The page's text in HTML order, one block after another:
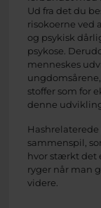
Ud fra det du
risokoerne ved
og psykisk
psykose.
menneskes
stoffer som for
denne
sammenspil,
hvor stærkt det
ryger når man
videre.